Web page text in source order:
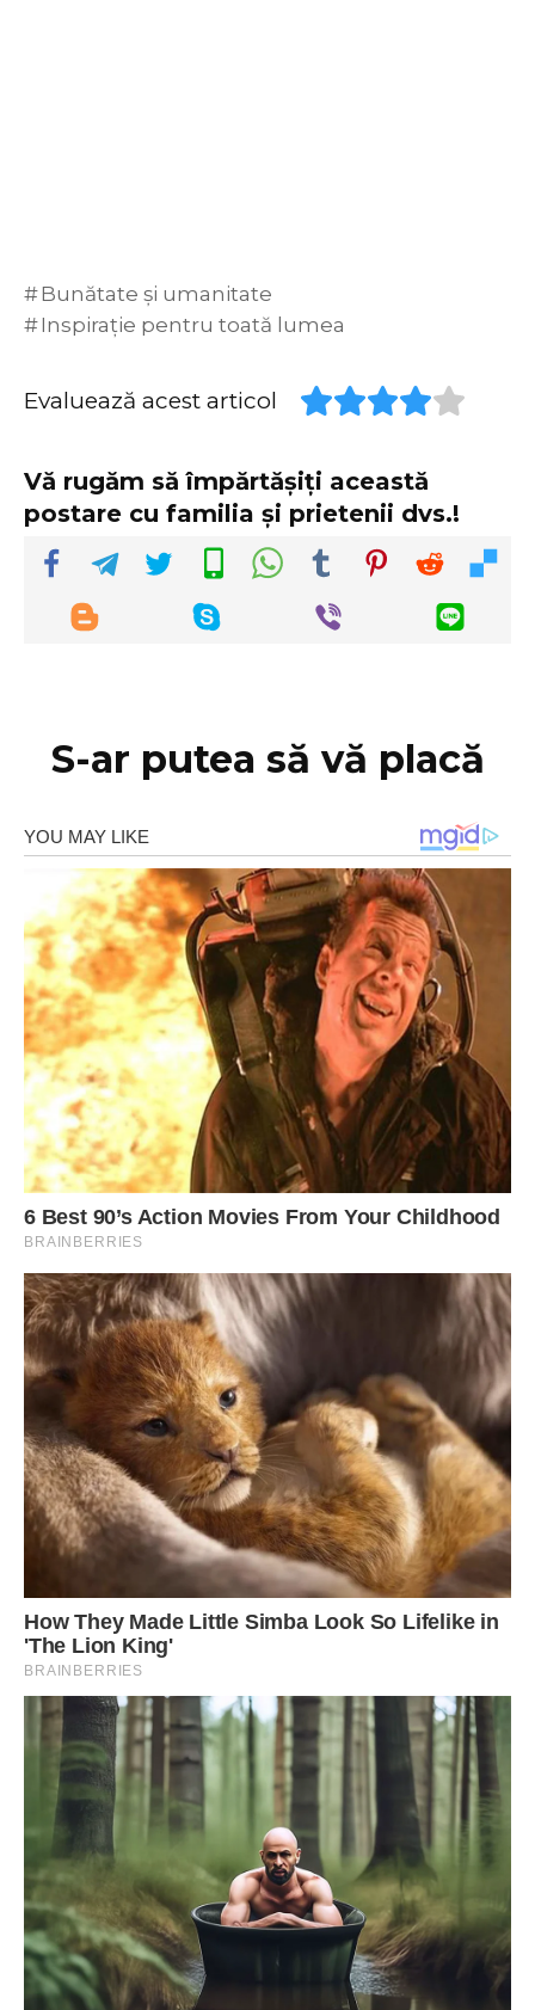
Bunătate și umanitate
Inspirație pentru toată lumea
Evaluează acest articol
Vă rugăm să împărtășiți această
postare cu familia și prietenii dvs.!
S-ar putea să vă placă